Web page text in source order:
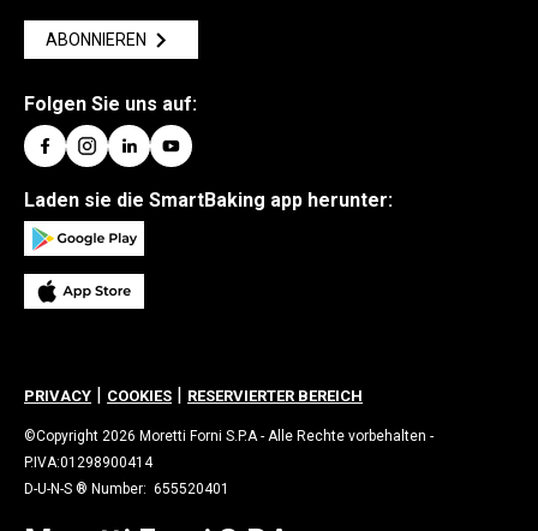
ABONNIEREN
Folgen Sie uns auf:
Laden sie die SmartBaking app herunter:
PRIVACY | COOKIES | RESERVIERTER BEREICH
©Copyright 2026 Moretti Forni S.P.A - Alle Rechte vorbehalten -
P.IVA:01298900414
D-U-N-S ® Number: 655520401